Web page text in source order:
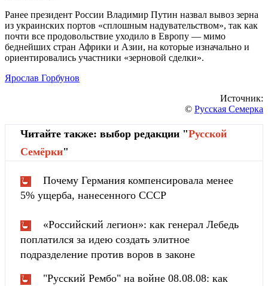
Ранее президент России Владимир Путин назвал вывоз зерна
из украинских портов «сплошным надувательством», так как
почти все продовольствие уходило в Европу — мимо
беднейших стран Африки и Азии, на которые изначально и
ориентировались участники «зерновой сделки».
Ярослав Горбунов
Источник:
© Русская Семерка
Читайте также: выбор редакции "Русской
Cемёрки"
Почему Германия компенсировала менее
5% ущерба, нанесенного СССР
«Российский легион»: как генерал Лебедь
поплатился за идею создать элитное
подразделение против воров в законе
"Русский Рембо" на войне 08.08.08: как